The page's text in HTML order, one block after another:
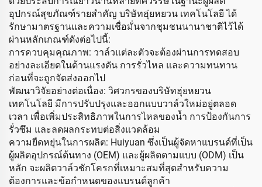
อุปกรณ์สุขภัณฑ์รายสำคัญ บริษัทฮุ่ยหยวน เทคโนโลยี ได้
รักษามาตรฐานและความเชื่อมั่นจากชุมชนนานาชาติไว้ได้
ผ่านหลักเกณฑ์ดังต่อไปนี้:
การควบคุมคุณภาพ: วาล์วแต่ละตัวจะต้องผ่านการทดสอบ
อย่างละเอียดในด้านแรงดัน การรั่วไหล และความทนทาน
ก่อนที่จะถูกจัดส่งออกไป
พัฒนาวิจัยอย่างต่อเนื่อง: วิศวกรของบริษัทฮุ่ยหยวน
เทคโนโลยี มีการปรับปรุงและออกแบบวาล์วใหม่อยู่ตลอด
เวลา เพื่อเพิ่มประสิทธิภาพในการไหลของน้ำ การป้องกันการ
รั่วซึม และลดผลกระทบต่อสิ่งแวดล้อม
ความยืดหยุ่นในการผลิต: Huiyuan ซึ่งเป็นผู้จัดหาแบรนด์ที่เป็น
ผู้ผลิตอุปกรณ์ต้นทาง (OEM) และผู้ผลิตตามแบบ (ODM) เป็น
หลัก จะผลิตวาล์วชักโครกที่เหมาะสมที่สุดสำหรับความ
ต้องการและข้อกำหนดของแบรนด์ลูกค้า